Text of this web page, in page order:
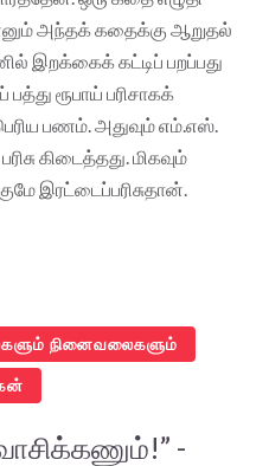
எனும் அந்தக் கதைக்கு ஆறுதல்
இறக்கைக் கட்டிப் பறப்பது
ரூபாய் பரிசாகக்
பணம். அதுவும் எம்.எஸ்.
கிடைத்தது. மிகவும்
இரட்டைப்பரிசுதான்.
நினைவலைகளும்
-